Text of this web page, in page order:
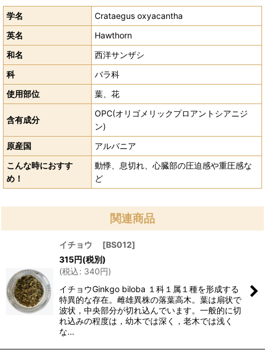
学名
Crataegus oxyacantha
英名
Hawthorn
和名
西洋サンザシ
科
バラ科
使用部位
葉、花
含有成分
OPC(オリゴメリックプロアントシアニジ
ン)
原産国
アルバニア
こんな時におすす
め！
動悸、息切れ、心臓部の圧迫感や重圧感な
ど
関連商品
イチョウ [BS012]
315円(税別)
(税込: 340円)
イチョウGinkgo biloba １科１属１種を形成する
特異的な存在。雌雄異株の落葉高木。葉は扇状で
波状，中央部分が切れ込んでいます。一般的に切
れ込みの程度は，幼木では深く，老木では浅く
な…